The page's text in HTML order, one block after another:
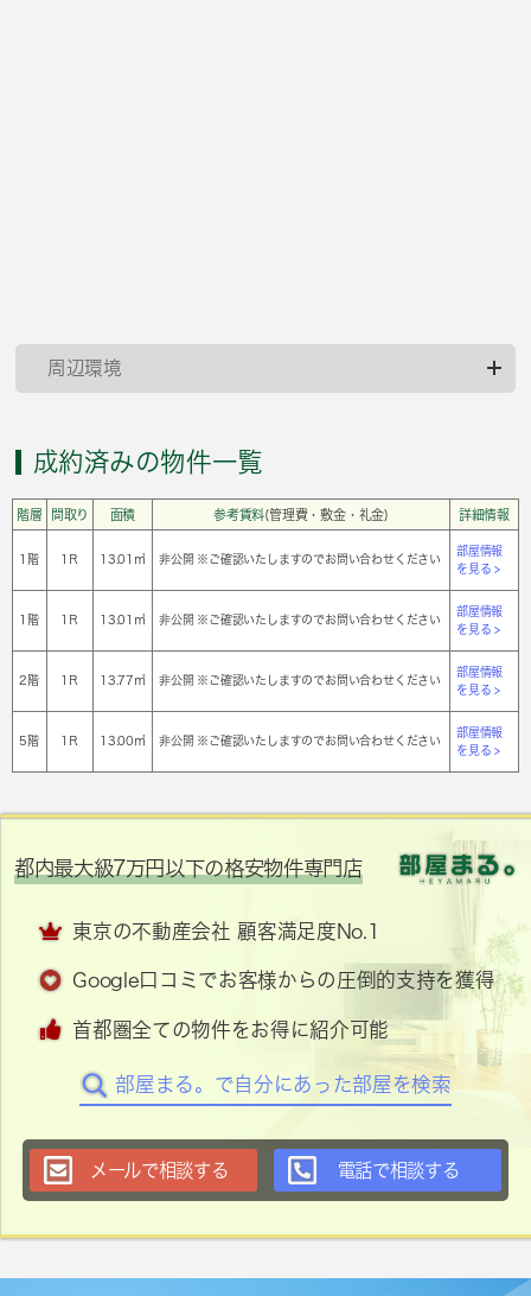
周辺環境
成約済みの物件一覧
階層 間取り 面積 参考賃料(管理費・敷金・礼金) 詳細情報
1階 1Ｒ 13.01㎡ 非公開 ※ご確認いたしますのでお問い合わせください
部屋情報
を見る >
1階 1Ｒ 13.01㎡ 非公開 ※ご確認いたしますのでお問い合わせください
部屋情報
を見る >
2階 1Ｒ 13.77㎡ 非公開 ※ご確認いたしますのでお問い合わせください
部屋情報
を見る >
5階 1Ｒ 13.00㎡ 非公開 ※ご確認いたしますのでお問い合わせください
部屋情報
を見る >
都内最大級7万円以下の格安物件専門店
東京の不動産会社 顧客満足度No.1
Google口コミでお客様からの圧倒的支持を獲得
首都圏全ての物件をお得に紹介可能
部屋まる。で自分にあった部屋を検索
メールで相談する 電話で相談する